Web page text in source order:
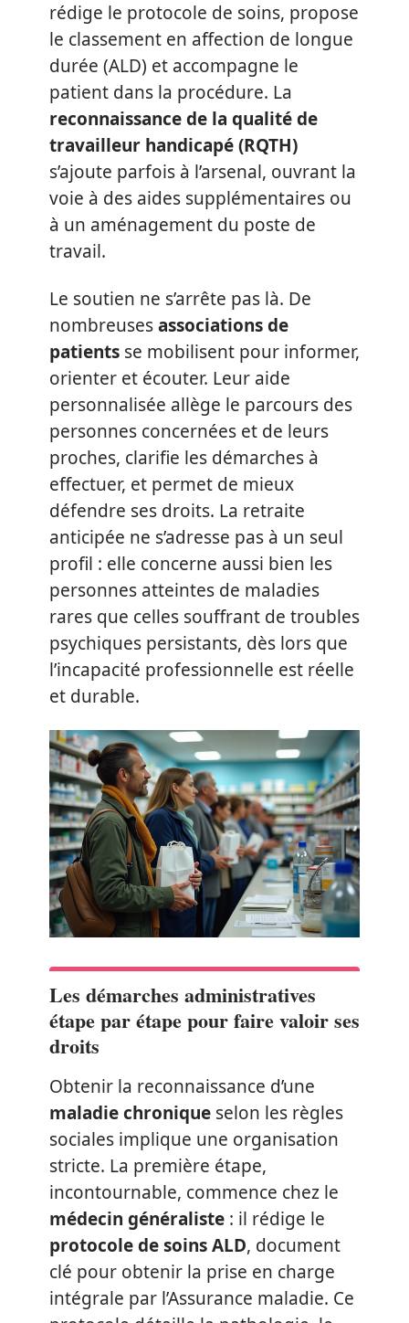
rédige le protocole de soins, propose
le classement en affection de longue
durée (ALD) et accompagne le
patient dans la procédure. La
reconnaissance de la qualité de
travailleur handicapé (RQTH)
s’ajoute parfois à l’arsenal, ouvrant la
voie à des aides supplémentaires ou
à un aménagement du poste de
travail.
Le soutien ne s’arrête pas là. De
nombreusesassociations de
patients se mobilisent pour informer,
orienter et écouter. Leur aide
personnalisée allège le parcours des
personnes concernées et de leurs
proches, clarifie les démarches à
effectuer, et permet de mieux
défendre ses droits. La retraite
anticipée ne s’adresse pas à un seul
profil : elle concerne aussi bien les
personnes atteintes de maladies
rares que celles souffrant de troubles
psychiques persistants, dès lors que
l’incapacité professionnelle est réelle
et durable.
Les démarches administratives
étape par étape pour faire valoir ses
droits
Obtenir la reconnaissance d’une
maladie chronique selon les règles
sociales implique une organisation
stricte. La première étape,
incontournable, commence chez le
médecin généraliste : il rédige le
protocole de soins ALD, document
clé pour obtenir la prise en charge
intégrale par l’Assurance maladie. Ce